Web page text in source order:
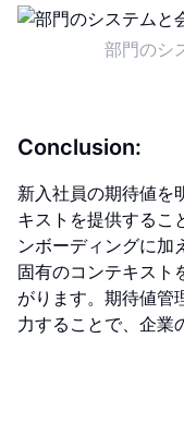
部門のシ
Conclusion:
新入社員の期待値を
キストを提供するこ
ンボーディングに加
固有のコンテキスト
がります。期待値管
力することで、企業